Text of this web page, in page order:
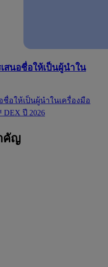
สนอชื่อให้เป็นผู้นำใน
ชื่อให้เป็นผู้นำในเครื่องมือ
DEX ปี 2026
คัญ